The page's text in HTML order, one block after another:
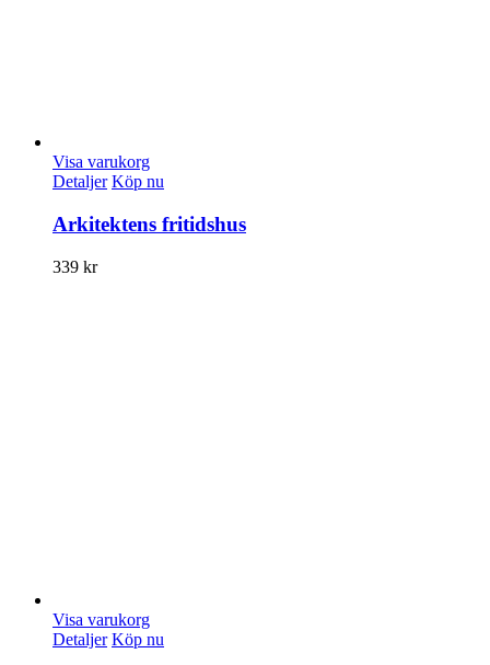
Visa varukorg
Detaljer Köp nu
Arkitektens fritidshus
339 kr
Visa varukorg
Detaljer Köp nu